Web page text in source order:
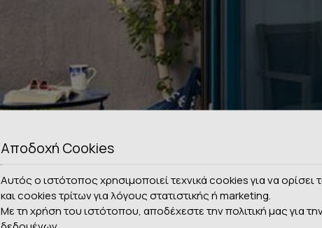
Αποδοχή Cookies
Αυτός ο ιστότοπος χρησιμοποιεί τεχνικά cookies για να
και cookies τρίτων για λόγους στατιστικής ή marketing.
Με τη χρήση του ιστότοπου, αποδέχεστε την πολιτική μας για